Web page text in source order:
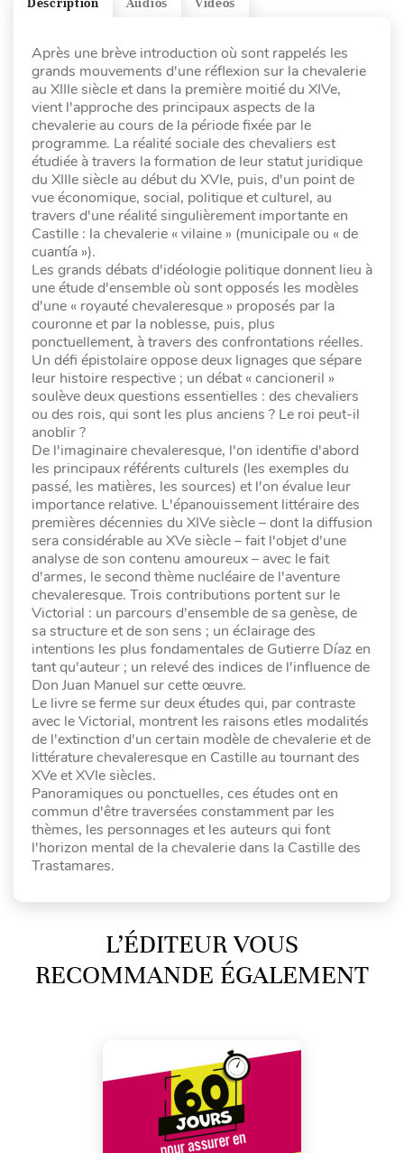
Après une brève introduction où sont rappelés les
grands mouvements d'une réflexion sur la chevalerie
au XIIIe siècle et dans la première moitié du XIVe,
vient l'approche des principaux aspects de la
chevalerie au cours de la période fixée par le
programme. La réalité sociale des chevaliers est
étudiée à travers la formation de leur statut juridique
du XIIIe siècle au début du XVIe, puis, d'un point de
vue économique, social, politique et culturel, au
travers d'une réalité singulièrement importante en
Castille : la chevalerie « vilaine » (municipale ou « de
cuantía »).
Les grands débats d'idéologie politique donnent lieu à
une étude d'ensemble où sont opposés les modèles
d'une « royauté chevaleresque » proposés par la
couronne et par la noblesse, puis, plus
ponctuellement, à travers des confrontations réelles.
Un défi épistolaire oppose deux lignages que sépare
leur histoire respective ; un débat « cancioneril »
soulève deux questions essentielles : des chevaliers
ou des rois, qui sont les plus anciens ? Le roi peut-il
anoblir ?
De l'imaginaire chevaleresque, l'on identifie d'abord
les principaux référents culturels (les exemples du
passé, les matières, les sources) et l'on évalue leur
importance relative. L'épanouissement littéraire des
premières décennies du XIVe siècle – dont la diffusion
sera considérable au XVe siècle – fait l'objet d'une
analyse de son contenu amoureux – avec le fait
d'armes, le second thème nucléaire de l'aventure
chevaleresque. Trois contributions portent sur le
Victorial : un parcours d'ensemble de sa genèse, de
sa structure et de son sens ; un éclairage des
intentions les plus fondamentales de Gutierre Díaz en
tant qu'auteur ; un relevé des indices de l'influence de
Don Juan Manuel sur cette œuvre.
Le livre se ferme sur deux études qui, par contraste
avec le Victorial, montrent les raisons etles modalités
de l'extinction d'un certain modèle de chevalerie et de
littérature chevaleresque en Castille au tournant des
XVe et XVIe siècles.
Panoramiques ou ponctuelles, ces études ont en
commun d'être traversées constamment par les
thèmes, les personnages et les auteurs qui font
l'horizon mental de la chevalerie dans la Castille des
Trastamares.
L’ÉDITEUR VOUS
RECOMMANDE ÉGALEMENT